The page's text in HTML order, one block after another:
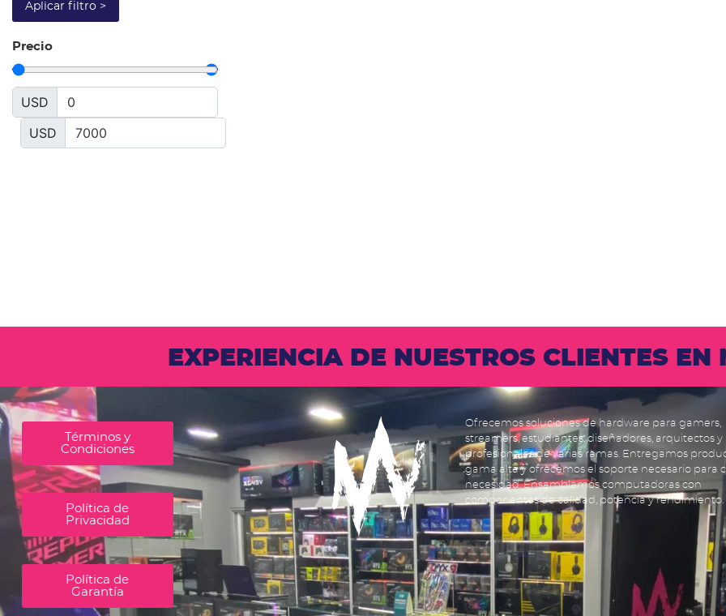
Aplicar filtro >
Precio
USD
USD
EXPERIENCIA DE NUESTROS CLIENTES
Términos y
Condiciones
Política de
Privacidad
Política de
Garantía
Ofrecemos soluciones de hardware para gamers,
streamers, estudiantes, diseñadores, arquitectos y
profesionales de varias ramas. Entregamos
gama alta y ofrecemos el soporte necesario para
necesidad. Ensamblamos computadoras con
componentes de calidad, potencia y rendimiento.